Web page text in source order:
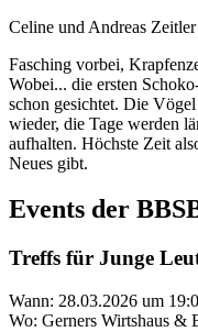
Celine und Andreas
Fasching vorbei,
Wobei... die ersten
schon gesichtet. Die
wieder, die Tage werden
aufhalten. Höchste Zeit
Neues gibt.
Events der
Treffs für Junge
Wann: 28.03.2026 um
Wo: Gerners Wirtshaus &